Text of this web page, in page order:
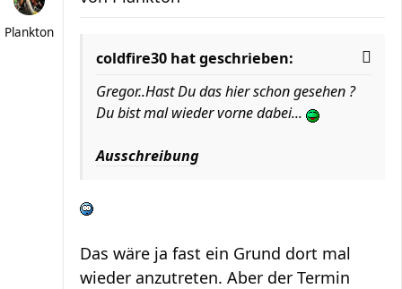
Plankton
coldfire30 hat geschrieben:
Gregor..Hast Du das hier schon gesehen ?
Du bist mal wieder vorne dabei...
Ausschreibung
Das wäre ja fast ein Grund dort mal
wieder anzutreten. Aber der Termin